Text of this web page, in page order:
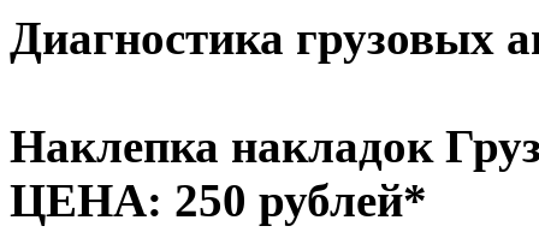
Диагностика грузовых
Наклепка накладок
ЦЕНА: 250 рублей*